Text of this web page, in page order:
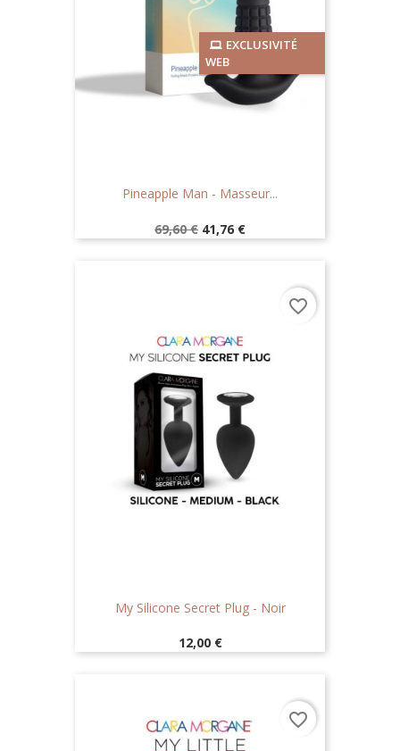
EXCLUSIVITÉ
WEB
Pineapple Man - Masseur...
Prix
de
69,60 € Prix
41,76 €
My Silicone Secret Plug - Noir
Prix
12,00 €
favorite_border
favorite_border